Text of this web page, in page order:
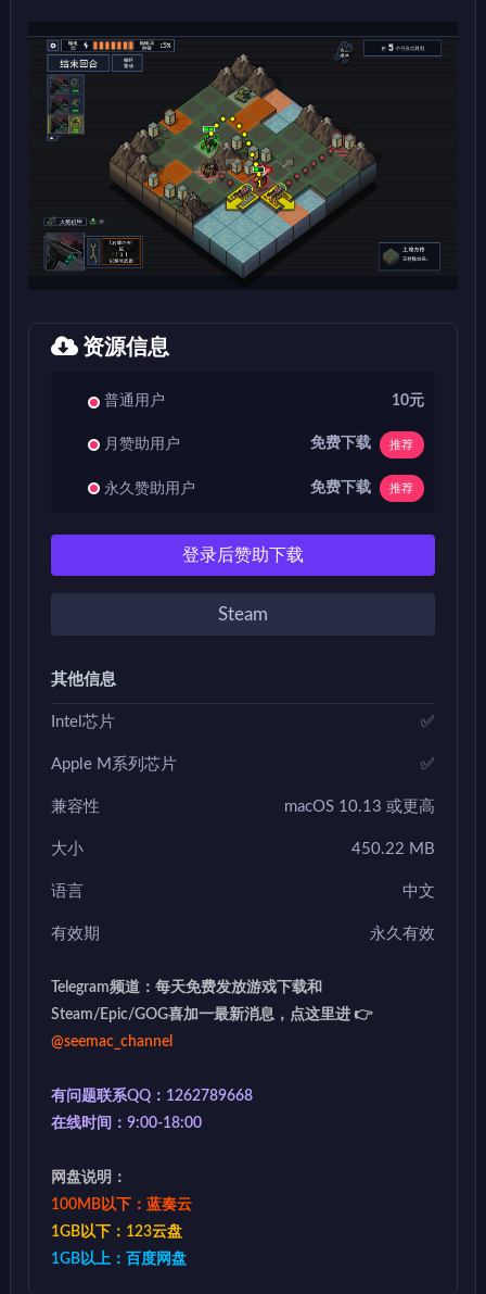
资源信息
普通用户 10元
月赞助用户 免费下载 推荐
永久赞助用户 免费下载 推荐
登录后赞助下载
Steam
其他信息
Intel芯片 ✅
Apple M系列芯片 ✅
兼容性 macOS 10.13 或更高
大小 450.22 MB
语言 中文
有效期 永久有效
Telegram频道：每天免费发放游戏下载和
Steam/Epic/GOG喜加一最新消息，点这里进 👉
@seemac_channel
有问题联系QQ：1262789668
在线时间：9:00-18:00
网盘说明：
100MB以下：蓝奏云
1GB以下：123云盘
1GB以上：百度网盘